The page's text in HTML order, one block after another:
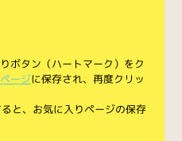
ボタン（ハートマーク）をク
ージに保存され、再度クリッ
と、お気に入りページの保存